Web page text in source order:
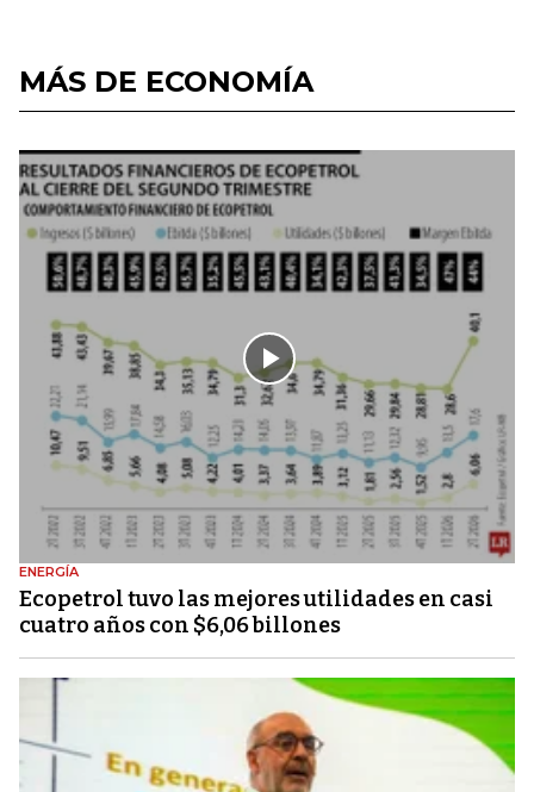
MÁS DE ECONOMÍA
ENERGÍA
Ecopetrol tuvo las mejores utilidades en casi
cuatro años con $6,06 billones